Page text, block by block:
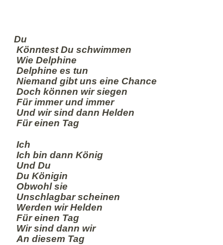
Du
Könntest Du schwimmen
Wie Delphine
Delphine es tun
Niemand gibt uns eine Chance
Doch können wir siegen
Für immer und immer
Und wir sind dann Helden
Für einen Tag
Ich
Ich bin dann König
Und Du
Du Königin
Obwohl sie
Unschlagbar scheinen
Werden wir Helden
Für einen Tag
Wir sind dann wir
An diesem Tag